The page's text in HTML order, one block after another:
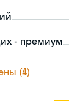
- премиум
(4)